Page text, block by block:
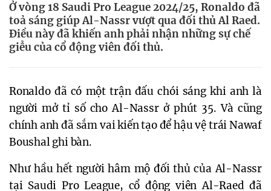
Ở vòng 18 Saudi Pro League 2024/25, Ronaldo đã
toả sáng giúp Al-Nassr vượt qua đối thủ Al Raed.
Điều này đã khiến anh phải nhận những sự chế
giễu của cổ động viên đối thủ.
Ronaldo đã có một trận đấu chói sáng khi anh là
người mở tỉ số cho Al-Nassr ở phút 35. Và cũng
chính anh đã sắm vai kiến tạo để hậu vệ trái Nawaf
Boushal ghi bàn.
Như hầu hết người hâm mộ đối thủ của Al-Nassr
tại Saudi Pro League, cổ động viên Al-Raed đã